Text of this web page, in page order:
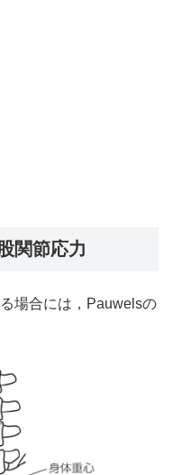
関節応力
場合には，Pauwelsの